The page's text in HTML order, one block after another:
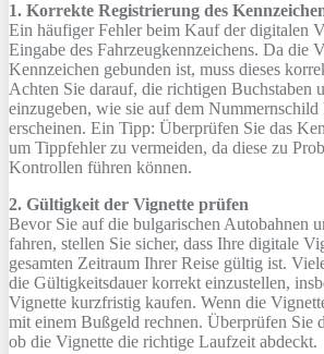
1. Korrekte Registrierung des
Ein häufiger Fehler beim Kauf der digitalen
Eingabe des Fahrzeugkennzeichens. Da die
Kennzeichen gebunden ist, muss dieses
Achten Sie darauf, die richtigen Buchstaben
einzugeben, wie sie auf dem Nummernschild
erscheinen. Ein Tipp: Überprüfen Sie das
um Tippfehler zu vermeiden, da diese zu
Kontrollen führen können.
2. Gültigkeit der Vignette prüfen
Bevor Sie auf die bulgarischen Autobahnen
fahren, stellen Sie sicher, dass Ihre digitale
gesamten Zeitraum Ihrer Reise gültig ist.
die Gültigkeitsdauer korrekt einzustellen,
Vignette kurzfristig kaufen. Wenn die
mit einem Bußgeld rechnen. Überprüfen Sie
ob die Vignette die richtige Laufzeit abdeckt.